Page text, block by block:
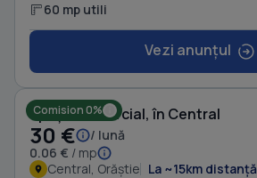
60 mp utili
Vezi anunțul
Comision 0%
Spațiu comercial, în Central
30 €
/ lună
0.06 € / mp
Central, Orăștie La ~15km distanță